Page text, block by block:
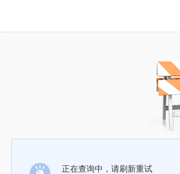
正在查询中，请刷新重试